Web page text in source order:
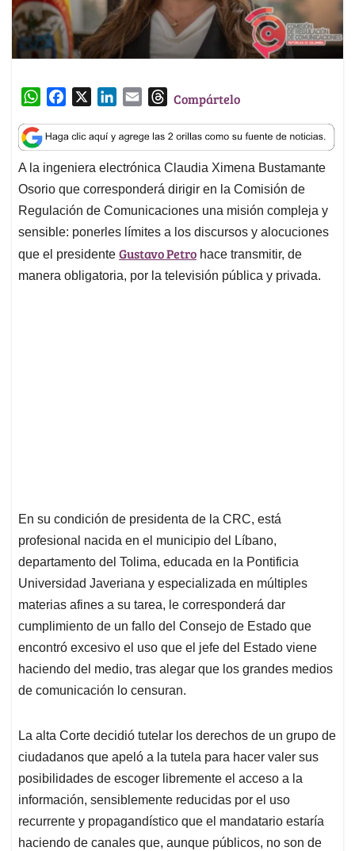
W
a
t
s
A
p
p
c
e
b
o
o
k
n
k
e
d
I
n
a
i
l
T
r
e
a
d
s
Compártelo
A la ingeniera electrónica Claudia Ximena Bustamante
Osorio que corresponderá dirigir en la Comisión de
Regulación de Comunicaciones una misión compleja y
sensible: ponerles límites a los discursos y alocuciones
que el presidente Gustavo Petro hace transmitir, de
manera obligatoria, por la televisión pública y privada.
En su condición de presidenta de la CRC, está
profesional nacida en el municipio del Líbano,
departamento del Tolima, educada en la Pontificia
Universidad Javeriana y especializada en múltiples
materias afines a su tarea, le corresponderá dar
cumplimiento de un fallo del Consejo de Estado que
encontró excesivo el uso que el jefe del Estado viene
haciendo del medio, tras alegar que los grandes medios
de comunicación lo censuran.
La alta Corte decidió tutelar los derechos de un grupo de
ciudadanos que apeló a la tutela para hacer valer sus
posibilidades de escoger libremente el acceso a la
información, sensiblemente reducidas por el uso
recurrente y propagandístico que el mandatario estaría
haciendo de canales que, aunque públicos, no son de